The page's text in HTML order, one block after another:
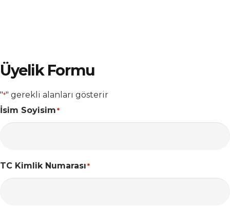
Üyelik Formu
"*" gerekli alanları gösterir
İsim Soyisim*
TC Kimlik Numarası*